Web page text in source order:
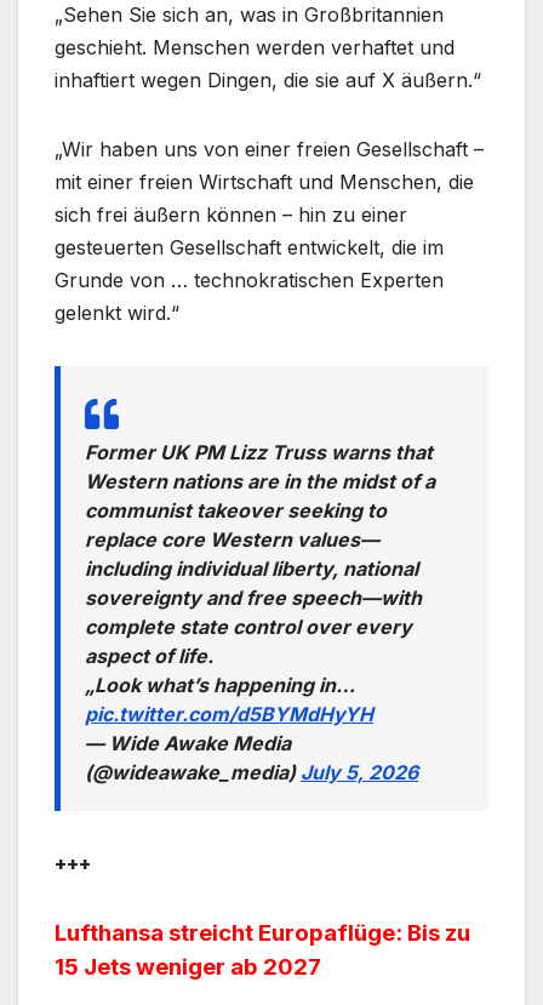
„Sehen Sie sich an, was in Großbritannien
geschieht. Menschen werden verhaftet und
inhaftiert wegen Dingen, die sie auf X äußern.“
„Wir haben uns von einer freien Gesellschaft –
mit einer freien Wirtschaft und Menschen, die
sich frei äußern können – hin zu einer
gesteuerten Gesellschaft entwickelt, die im
Grunde von … technokratischen Experten
gelenkt wird.“
Former UK PM Lizz Truss warns that
Western nations are in the midst of a
communist takeover seeking to
replace core Western values—
including individual liberty, national
sovereignty and free speech—with
complete state control over every
aspect of life.
„Look what’s happening in…
pic.twitter.com/d5BYMdHyYH
— Wide Awake Media
(@wideawake_media) July 5, 2026
+++
Lufthansa streicht Europaflüge: Bis zu
15 Jets weniger ab 2027